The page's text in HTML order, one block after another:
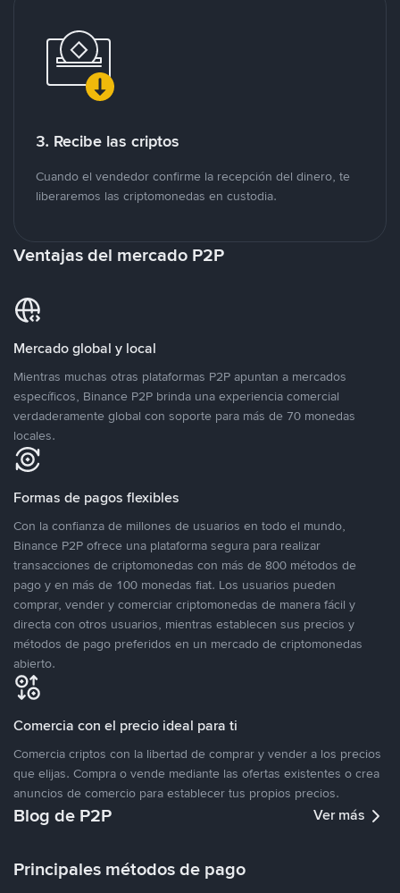
3. Recibe las criptos
Cuando el vendedor confirme la recepción del dinero, te
liberaremos las criptomonedas en custodia.
Ventajas del mercado P2P
Mercado global y local
Mientras muchas otras plataformas P2P apuntan a mercados
específicos, Binance P2P brinda una experiencia comercial
verdaderamente global con soporte para más de 70 monedas
locales.
Formas de pagos flexibles
Con la confianza de millones de usuarios en todo el mundo,
Binance P2P ofrece una plataforma segura para realizar
transacciones de criptomonedas con más de 800 métodos de
pago y en más de 100 monedas fiat. Los usuarios pueden
comprar, vender y comerciar criptomonedas de manera fácil y
directa con otros usuarios, mientras establecen sus precios y
métodos de pago preferidos en un mercado de criptomonedas
abierto.
Comercia con el precio ideal para ti
Comercia criptos con la libertad de comprar y vender a los precios
que elijas. Compra o vende mediante las ofertas existentes o crea
anuncios de comercio para establecer tus propios precios.
Blog de P2P Ver más
Principales métodos de pago